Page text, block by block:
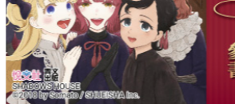
．持續不懈追求影響力：不斷探索問題，而
採用這套方法，讓非營利組織得以跳脫傳統